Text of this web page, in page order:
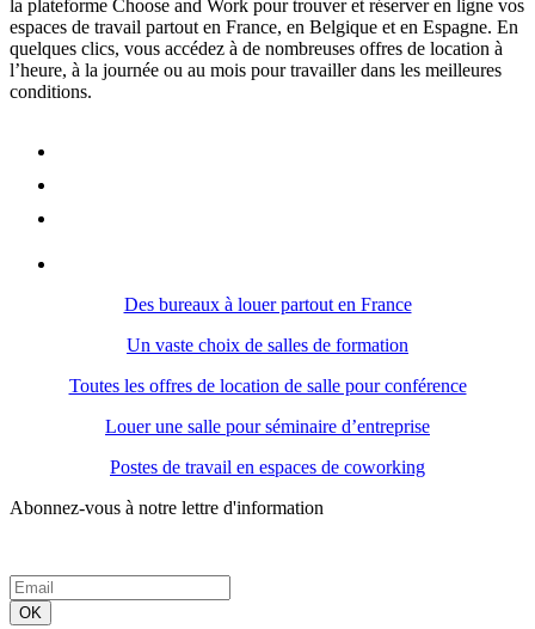
la plateforme Choose and Work pour trouver et réserver en ligne vos
espaces de travail partout en France, en Belgique et en Espagne. En
quelques clics, vous accédez à de nombreuses offres de location à
l’heure, à la journée ou au mois pour travailler dans les meilleures
conditions.
Des bureaux à louer partout en France
Un vaste choix de salles de formation
Toutes les offres de location de salle pour conférence
Louer une salle pour séminaire d’entreprise
Postes de travail en espaces de coworking
Abonnez-vous à notre lettre d'information
OK